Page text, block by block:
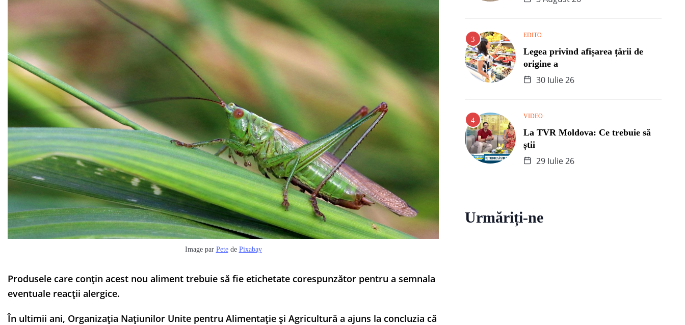
Image par Petede Pixabay
Produsele care conțin acest nou aliment trebuie să fie etichetate corespunzător pentru a semnala
eventuale reacții alergice.
În ultimii ani, Organizația Națiunilor Unite pentru Alimentație și Agricultură a ajuns la concluzia că
EDITO
Legea privind afișarea țării de
origine a
30 Iulie 26
VIDEO
La TVR Moldova: Ce trebuie să
știi
29 Iulie 26
Urmăriți-ne